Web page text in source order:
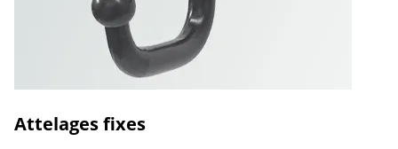
Attelages fixes